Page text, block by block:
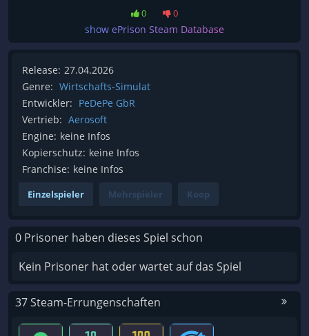
0 0
show ePrison Steam Database
Release: 27.04.2026
Genre: Wirtschafts-Simulat
Entwickler: PeDePe GbR
Vertrieb: Aerosoft
Engine: keine Infos
Kopierschutz: keine Infos
Franchise: keine Infos
Einzelspieler Mehrspieler Koop
0 Prisoner haben dieses Spiel schon
Kein Prisoner hat oder wartet auf das Spiel
37 Steam-Errungenschaften